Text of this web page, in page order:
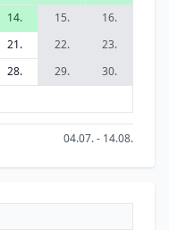
14. 15.
16.
21. 22.
23.
28. 29.
30.
04.07. - 14.08.